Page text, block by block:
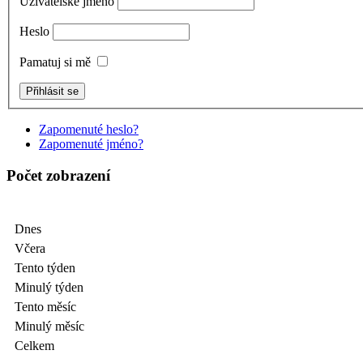
Heslo
Pamatuj si mě
Zapomenuté heslo?
Zapomenuté jméno?
Počet zobrazení
Dnes
Včera
Tento týden
Minulý týden
Tento měsíc
Minulý měsíc
Celkem